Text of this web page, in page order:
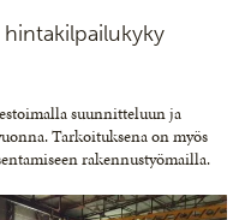
suunnitteluun ja
Tarkoituksena on myös
rakennustyömailla.